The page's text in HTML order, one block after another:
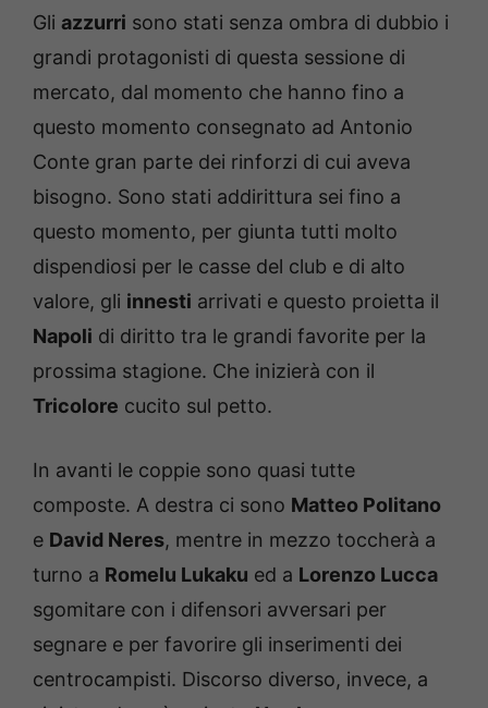
Gli azzurri sono stati senza ombra di dubbio i
grandi protagonisti di questa sessione di
mercato, dal momento che hanno fino a
questo momento consegnato ad Antonio
Conte gran parte dei rinforzi di cui aveva
bisogno. Sono stati addirittura sei fino a
questo momento, per giunta tutti molto
dispendiosi per le casse del club e di alto
valore, gli innesti arrivati e questo proietta il
Napoli di diritto tra le grandi favorite per la
prossima stagione. Che inizierà con il
Tricolore cucito sul petto.
In avanti le coppie sono quasi tutte
composte. A destra ci sono Matteo Politano
e David Neres, mentre in mezzo toccherà a
turno a Romelu Lukaku ed a Lorenzo Lucca
sgomitare con i difensori avversari per
segnare e per favorire gli inserimenti dei
centrocampisti. Discorso diverso, invece, a